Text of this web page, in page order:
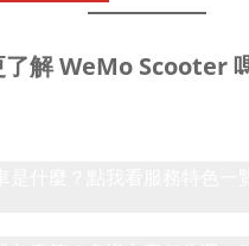
了解 WeMo Scooter